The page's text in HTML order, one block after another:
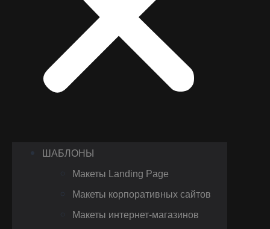
ШАБЛОНЫ
Макеты Landing Page
Макеты корпоративных сайтов
Макеты интернет-магазинов